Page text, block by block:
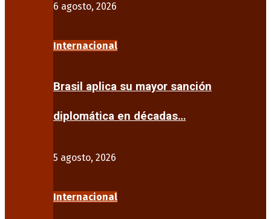
6 agosto, 2026
Internacional
Brasil aplica su mayor sanción
diplomática en décadas…
5 agosto, 2026
Internacional